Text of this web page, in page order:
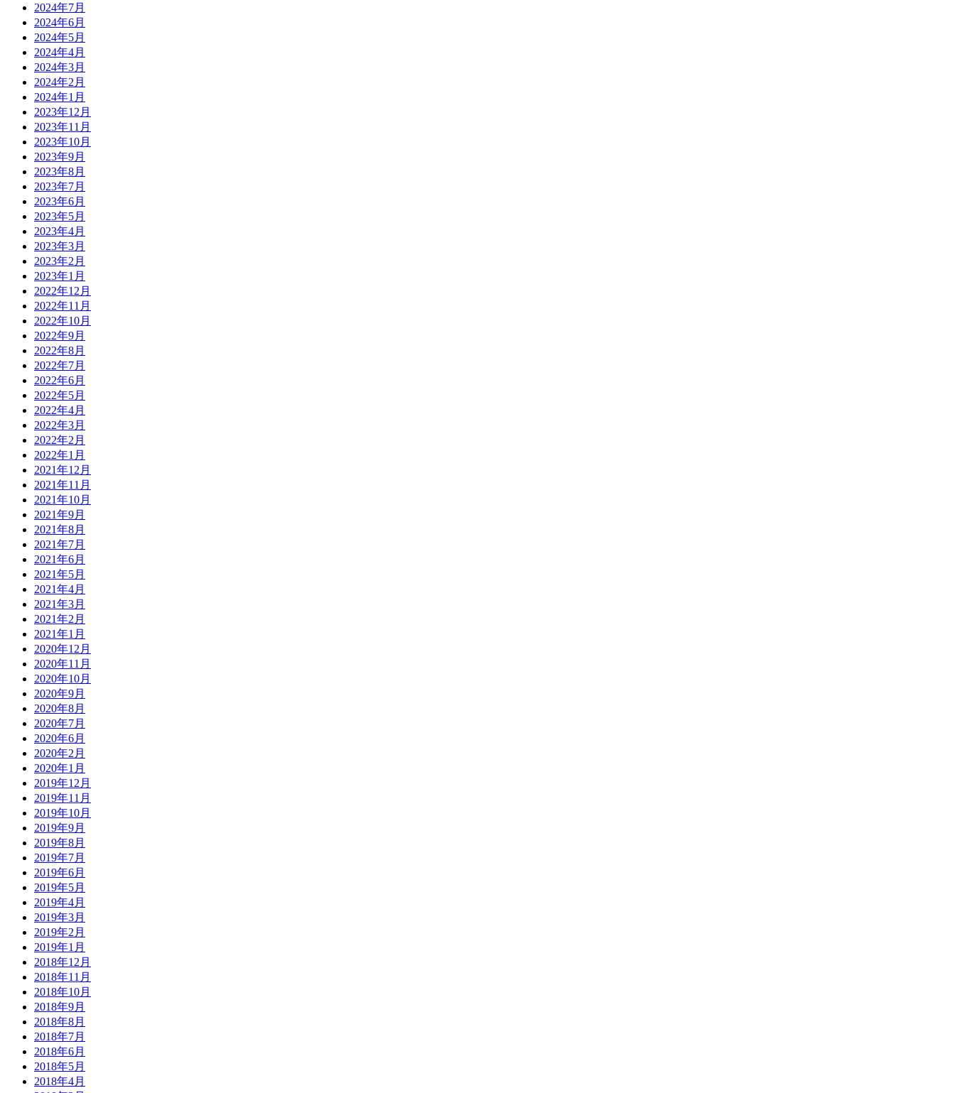
2024年7月
2024年6月
2024年5月
2024年4月
2024年3月
2024年2月
2024年1月
2023年12月
2023年11月
2023年10月
2023年9月
2023年8月
2023年7月
2023年6月
2023年5月
2023年4月
2023年3月
2023年2月
2023年1月
2022年12月
2022年11月
2022年10月
2022年9月
2022年8月
2022年7月
2022年6月
2022年5月
2022年4月
2022年3月
2022年2月
2022年1月
2021年12月
2021年11月
2021年10月
2021年9月
2021年8月
2021年7月
2021年6月
2021年5月
2021年4月
2021年3月
2021年2月
2021年1月
2020年12月
2020年11月
2020年10月
2020年9月
2020年8月
2020年7月
2020年6月
2020年2月
2020年1月
2019年12月
2019年11月
2019年10月
2019年9月
2019年8月
2019年7月
2019年6月
2019年5月
2019年4月
2019年3月
2019年2月
2019年1月
2018年12月
2018年11月
2018年10月
2018年9月
2018年8月
2018年7月
2018年6月
2018年5月
2018年4月